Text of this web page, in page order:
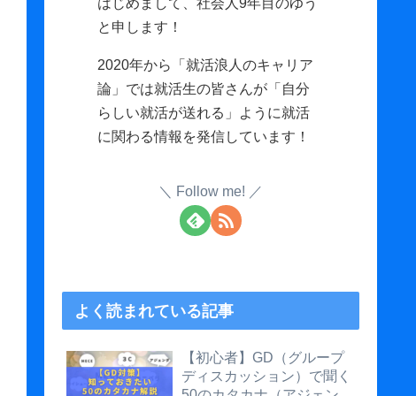
と申します！
2020年から「就活浪人のキャリア
論」では就活生の皆さんが「自分
らしい就活が送れる」ように就活
に関わる情報を発信しています！
Follow me!
よく読まれている記事
【初心者】GD（グループ
ディスカッション）で聞く